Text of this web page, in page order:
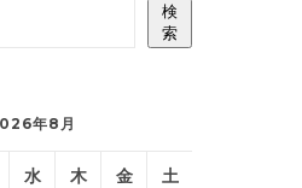
検
索
年8月
水 木 金 土